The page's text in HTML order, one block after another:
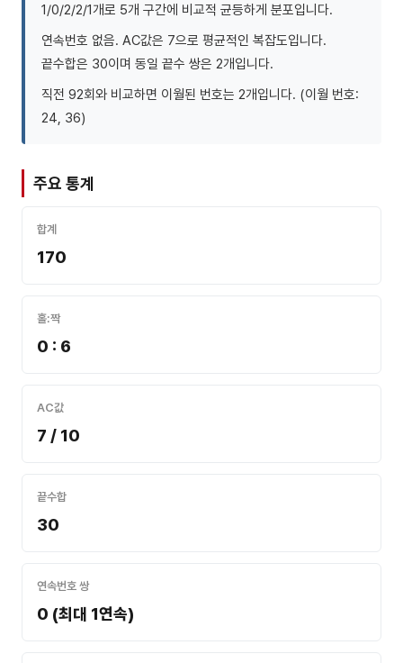
1/0/2/2/1개로 5개 구간에 비교적 균등하게 분포입니다.
연속번호 없음. AC값은 7으로 평균적인 복잡도입니다.
끝수합은 30이며 동일 끝수 쌍은 2개입니다.
직전 92회와 비교하면 이월된 번호는 2개입니다. (이월 번호:
24, 36)
주요 통계
합계
170
홀:짝
0 : 6
AC값
7 / 10
끝수합
30
연속번호 쌍
0 (최대 1연속)